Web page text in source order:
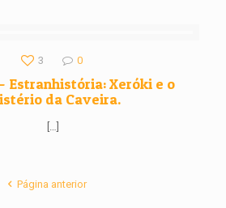
3 0
Estranhistória: Xeróki e o
da Caveira.
[…]
Página anterior